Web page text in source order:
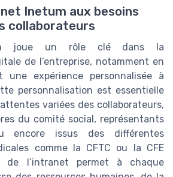
Inetum aux besoins
collaborateurs
joue un rôle clé dans la
de l’entreprise, notamment en
une expérience personnalisée à
personnalisation est essentielle
variées des collaborateurs,
du comité social, représentants
encore issus des différentes
comme la CFTC ou la CFE
de l’intranet permet à chaque